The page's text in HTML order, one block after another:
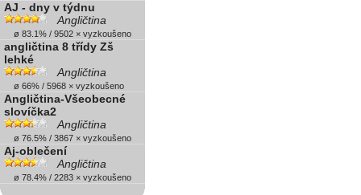
AJ - dny v týdnu
Angličtina
ø 83.1% / 9502 × vyzkoušeno
angličtina 8 třídy Zš
lehké
Angličtina
ø 66% / 5968 × vyzkoušeno
Angličtina-Všeobecné
slovíčka2
Angličtina
ø 76.5% / 3867 × vyzkoušeno
Aj-oblečení
Angličtina
ø 78.4% / 2283 × vyzkoušeno